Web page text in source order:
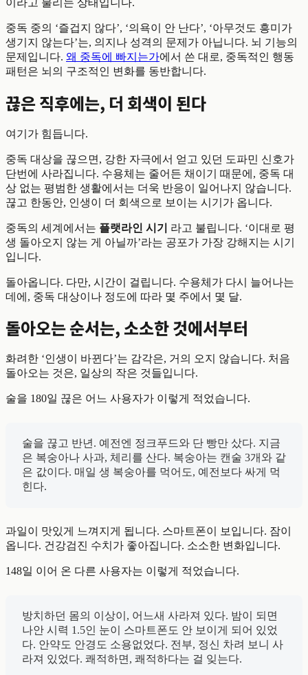
중독 중의 ‘즐겁지 않다’, ‘의욕이 안 난다’, ‘아무것도 흥미가
생기지 않는다’는, 의지나 성격의 문제가 아닙니다. 뇌 기능의
문제입니다. 왜 중독에 빠지는가에서 쓴 대로, 중독적인 행동
패턴은 뇌의 구조적인 변화를 동반합니다.
끊은 직후에는, 더 회색이 된다
여기가 힘듭니다.
중독 대상을 끊으면, 강한 자극에서 얻고 있던 도파민 신호가
단번에 사라집니다. 수용체는 줄어든 채이기 때문에, 중독 대
상 없는 평범한 생활에서는 더욱 반응이 일어나지 않습니다.
끊고 한동안, 인생이 더 회색으로 보이는 시기가 옵니다.
중독의 세계에서는 플랫라인 시기
라고 불립니다. ‘이대로 평
생 돌아오지 않는 게 아닐까’라는 공포가 가장 강해지는 시기
입니다.
돌아옵니다. 다만, 시간이 걸립니다. 수용체가 다시 늘어나는
데에, 중독 대상이나 정도에 따라 몇 주에서 몇 달.
돌아오는 순서는, 소소한 것에서부터
화려한 ‘인생이 바뀐다’는 감각은, 거의 오지 않습니다. 처음
돌아오는 것은, 일상의 작은 것들입니다.
술을 180일 끊은 어느 사용자가 이렇게 적었습니다.
술을 끊고 반년. 예전엔 정크푸드와 단 빵만 샀다. 지금
은 복숭아나 사과, 체리를 산다. 복숭아는 캔술 3개와 같
은 값이다. 매일 생 복숭아를 먹어도, 예전보다 싸게 먹
힌다.
과일이 맛있게 느껴지게 됩니다. 스마트폰이 보입니다. 잠이
옵니다. 건강검진 수치가 좋아집니다. 소소한 변화입니다.
148일 이어 온 다른 사용자는 이렇게 적었습니다.
방치하던 몸의 이상이, 어느새 사라져 있다. 밤이 되면
나안 시력 1.5인 눈이 스마트폰도 안 보이게 되어 있었
다. 안약도 안경도 소용없었다. 전부, 정신 차려 보니 사
라져 있었다. 쾌적하면, 쾌적하다는 걸 잊는다.